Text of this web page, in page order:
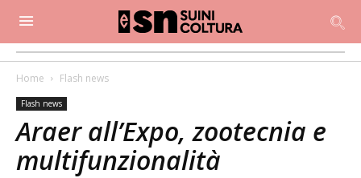
Home Flash news
Flash news
Araer all’Expo, zootecnia e
multifunzionalità